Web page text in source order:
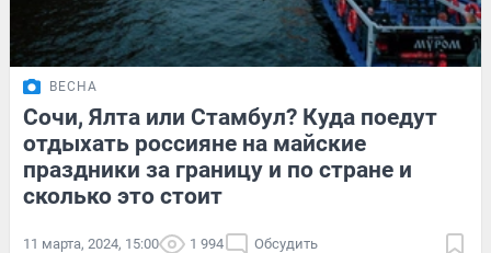
ВЕСНА
Сочи, Ялта или Стамбул? Куда поедут
отдыхать россияне на майские
праздники за границу и по стране и
сколько это стоит
11 марта, 2024, 15:00 1 994 Обсудить